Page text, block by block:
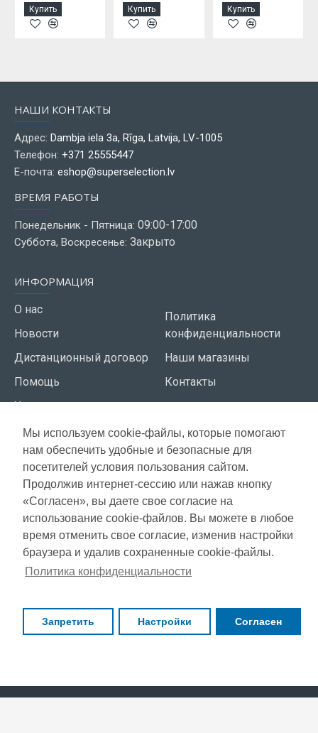
Мы используем cookie-файлы, которые помогают
нам обеспечить удобные и безопасные для
посетителей условия пользования сайтом.
Продолжив интернет-сессию или нажав кнопку
«Согласен», вы даете свое согласие на
использование cookie-файлов. Вы можете в любое
время отменить свое согласие, изменив настройки
браузера и удалив сохраненные cookie-файлы.
Политика конфиденциальности
Запретить Настройки Согласен
Купить Купить Купить
НАШИ КОНТАКТЫ
Адрес: Dambja iela 3a, Rīga, Latvija, LV-1005
Телефон: +371 25555447
Е-почта: eshop@superselection.lv
ВРЕМЯ РАБОТЫ
Понедельник - Пятница: 09:00-17:00
Суббота, Воскресенье: Закрыто
ИНФОРМАЦИЯ
О нас
Новости
Дистанционный договор
Помощь
Условия использования
Политика
конфиденциальности
Наши магазины
Контакты
СЕРВИС КЛИЕНТОВ
Доставка
Оплата
Газета акций
Copyright © 2021, Super Selection, Все права защищены